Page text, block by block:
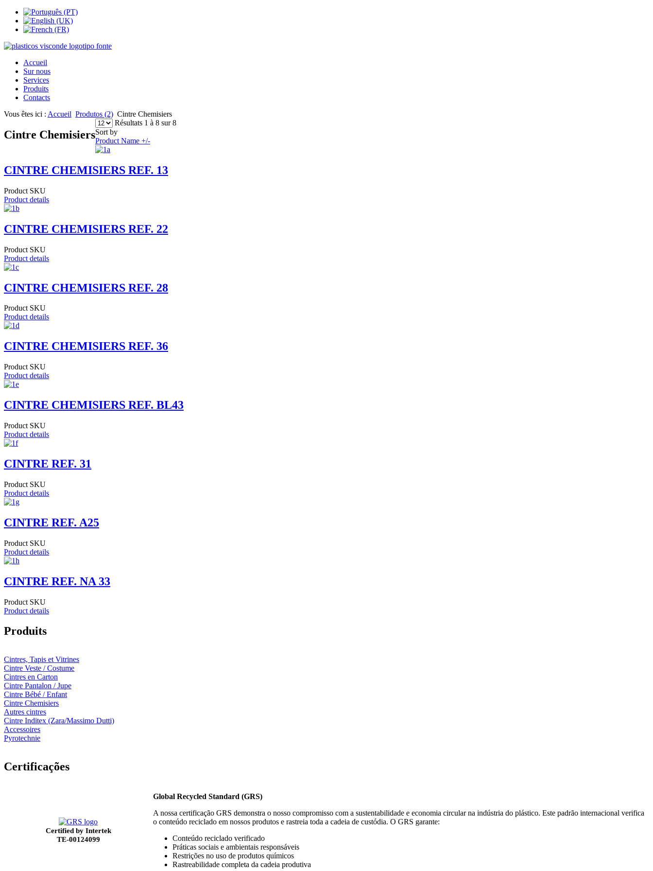
Accueil
Sur nous
Services
Produits
Contacts
Vous êtes ici : Accueil Produtos (2) Cintre Chemisiers
Cintre Chemisiers
Résultats 1 à 8 sur 8
Sort by
Product Name +/-
CINTRE CHEMISIERS REF. 13
Product SKU
Product details
CINTRE CHEMISIERS REF. 22
Product SKU
Product details
CINTRE CHEMISIERS REF. 28
Product SKU
Product details
CINTRE CHEMISIERS REF. 36
Product SKU
Product details
CINTRE CHEMISIERS REF. BL43
Product SKU
Product details
CINTRE REF. 31
Product SKU
Product details
CINTRE REF. A25
Product SKU
Product details
CINTRE REF. NA 33
Product SKU
Product details
Produits
Cintres, Tapis et Vitrines
Cintre Veste / Costume
Cintres en Carton
Cintre Pantalon / Jupe
Cintre Bébé / Enfant
Cintre Chemisiers
Autres cintres
Cintre Inditex (Zara/Massimo Dutti)
Accessoires
Pyrotechnie
Certificações
Certified by Intertek
TE-00124099
Global Recycled Standard (GRS)
A nossa certificação GRS demonstra o nosso compromisso com a sustentabilidade e economia circular na indústria do plástico. Este padrão internacional verifica
o conteúdo reciclado em nossos produtos e rastreia toda a cadeia de custódia. O GRS garante:
Conteúdo reciclado verificado
Práticas sociais e ambientais responsáveis
Restrições no uso de produtos químicos
Rastreabilidade completa da cadeia produtiva